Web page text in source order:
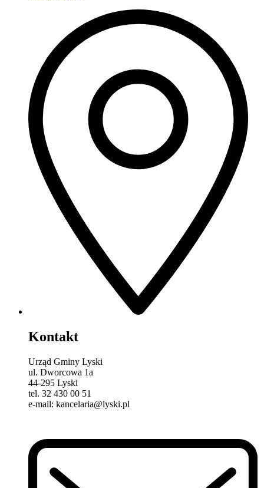
Kontakt
Urząd Gminy Lyski
ul. Dworcowa 1a
44-295 Lyski
tel. 32 430 00 51
e-mail: kancelaria@lyski.pl